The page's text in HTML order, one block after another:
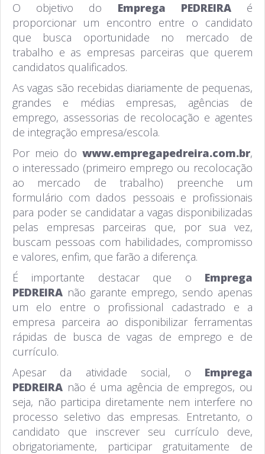
O objetivo do Emprega PEDREIRA é
proporcionar um encontro entre o candidato
que busca oportunidade no mercado de
trabalho e as empresas parceiras que querem
candidatos qualificados.
As vagas são recebidas diariamente de pequenas,
grandes e médias empresas, agências de
emprego, assessorias de recolocação e agentes
de integração empresa/escola.
Por meio do www.empregapedreira.com.br,
o interessado (primeiro emprego ou recolocação
ao mercado de trabalho) preenche um
formulário com dados pessoais e profissionais
para poder se candidatar a vagas disponibilizadas
pelas empresas parceiras que, por sua vez,
buscam pessoas com habilidades, compromisso
e valores, enfim, que farão a diferença.
É importante destacar que o Emprega
PEDREIRA não garante emprego, sendo apenas
um elo entre o profissional cadastrado e a
empresa parceira ao disponibilizar ferramentas
rápidas de busca de vagas de emprego e de
currículo.
Apesar da atividade social, o Emprega
PEDREIRA não é uma agência de empregos, ou
seja, não participa diretamente nem interfere no
processo seletivo das empresas. Entretanto, o
candidato que inscrever seu currículo deve,
obrigatoriamente, participar gratuitamente de